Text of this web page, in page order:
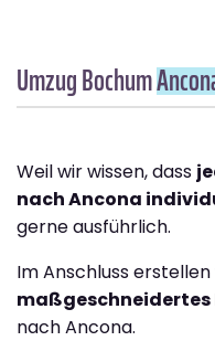
Umzug Bochum
Weil wir wissen, dass
nach Ancona
gerne ausführlich.
Im Anschluss
maßgeschneidertes
nach Ancona.